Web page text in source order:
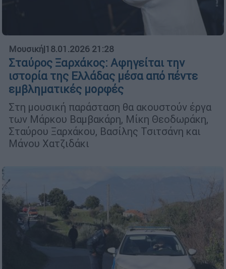
Μουσική|18.01.2026 21:28
Σταύρος Ξαρχάκος: Αφηγείται την
ιστορία της Ελλάδας μέσα από πέντε
εμβληματικές μορφές
Στη μουσική παράσταση θα ακουστούν έργα
των Μάρκου Βαμβακάρη, Μίκη Θεοδωράκη,
Σταύρου Ξαρχάκου, Βασίλης Τσιτσάνη και
Μάνου Χατζιδάκι